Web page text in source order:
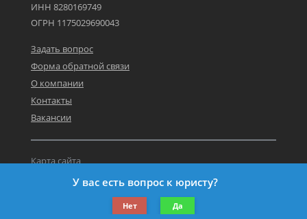
ИНН 8280169749
ОГРН 1175029690043
Задать вопрос
Форма обратной связи
О компании
Контакты
Вакансии
©2019-2026 Все права защищены.
Карта сайта
Политика персональных данных
У вас есть вопрос к юристу?
Нет Да